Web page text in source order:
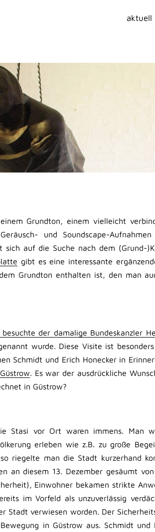
aktuell
Grundton, einem vielleicht
und Soundscape-
auf die Suche nach dem (Grund-
gibt es eine interessante
Grundton enthalten ist, den man
besuchte der damalige Bundeskanzler
wurde. Diese Visite ist
Schmidt und Erich Honecker in
Güstrow. Es war der ausdrückliche
in Güstrow?
Stasi vor Ort waren immens. Man
erleben wie z.B. zu große
riegelte man die Stadt kurzerhand
an diesem 13. Dezember gesäumt
Einwohner bekamen strikte
im Vorfeld als unzuverlässig
Stadt verwiesen worden. Der
in Güstrow aus. Schmidt und